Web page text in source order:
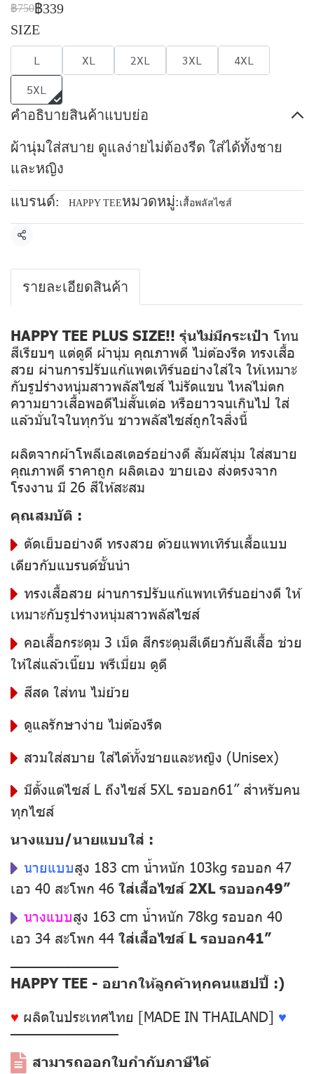
฿750฿339
SIZE
L XL 2XL 3XL
4XL
5XL
คำอธิบายสินค้าแบบย่อ
ผ้านุ่มใส่สบาย ดูแลง่ายไม่ต้องรีด ใส่ได้ทั้งชาย
และหญิง
แบรนด์: HAPPY TEEหมวดหมู่: เสื้อพลัสไซส์
แชร์
รายละเอียดสินค้า
HAPPY TEE PLUS SIZE!! รุ่นไม่มีกระเป๋า โทน
สีเรียบๆ แต่ดูดี ผ้านุ่ม คุณภาพดี ไม่ต้องรีด ทรงเสื้อ
สวย ผ่านการปรับแก้แพตเทิร์นอย่างใส่ใจ ให้เหมาะ
กับรูปร่างหนุ่มสาวพลัสไซส์ ไม่รัดแขน ไหล่ไม่ตก
ความยาวเสื้อพอดีไม่สั้นเต่อ หรือยาวจนเกินไป ใส่
แล้วมั่นใจในทุกวัน ชาวพลัสไซส์ถูกใจสิ่งนี้
ผลิตจากผ้าโพลีเอสเตอร์อย่างดี สัมผัสนุ่ม ใส่สบาย
คุณภาพดี ราคาถูก ผลิตเอง ขายเอง ส่งตรงจาก
โรงงาน มี 26 สีให้สะสม
คุณสมบัติ :
ตัดเย็บอย่างดี ทรงสวย ด้วยแพทเทิร์นเสื้อแบบ
เดียวกับแบรนด์ชั้นนำ
ทรงเสื้อสวย ผ่านการปรับแก้แพทเทิร์นอย่างดี ให้
เหมาะกับรูปร่างหนุ่มสาวพลัสไซส์
คอเสื้อกระดุม 3 เม็ด สีกระดุมสีเดียวกับสีเสื้อ ช่วย
ให้ใส่แล้วเนี๊ยบ พรีเมี่ยม ดูดี
สีสด ใส่ทน ไม่ย้วย
ดูแลรักษาง่าย ไม่ต้องรีด
สวมใส่สบาย ใส่ได้ทั้งชายและหญิง (Unisex)
มีตั้งแต่ไซส์ L ถึงไซส์ 5XL รอบอก61” สำหรับคน
ทุกไซส์
นางแบบ/นายแบบใส่ :
นายแบบสูง 183 cm น้ำหนัก 103kg รอบอก 47
เอว 40 สะโพก 46 ใส่เสื้อไซส์ 2XL รอบอก49”
นางแบบสูง 163 cm น้ำหนัก 78kg รอบอก 40
เอว 34 สะโพก 44 ใส่เสื้อไซส์ L รอบอก41”
––––––––––––––
HAPPY TEE - อยากให้ลูกค้าทุกคนแฮปปี้ :)
♥ ผลิตในประเทศไทย [MADE IN THAILAND] ♥
––––––––––––––
สามารถออกใบกำกับภาษีได้